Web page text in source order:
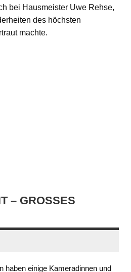
bei Hausmeister Uwe Rehse,
des höchsten
machte.
– GROSSES D
haben einige Kameradinnen und